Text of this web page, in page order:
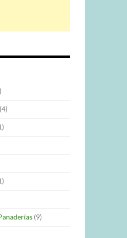
(4)
(9)